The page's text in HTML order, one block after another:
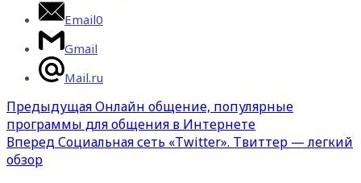
Email0
Gmail
Mail.ru
ПредыдущаяОнлайн общение, популярные
программы для общения в Интернете
ВпередСоциальная сеть «Twitter». Твиттер — легкий
обзор